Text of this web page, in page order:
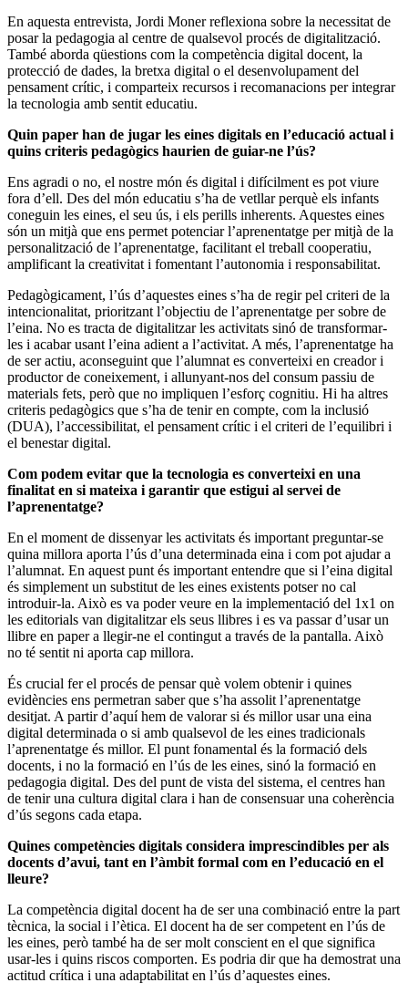
En aquesta entrevista, Jordi Moner reflexiona sobre la necessitat de
posar la pedagogia al centre de qualsevol procés de digitalització.
També aborda qüestions com la competència digital docent, la
protecció de dades, la bretxa digital o el desenvolupament del
pensament crític, i comparteix recursos i recomanacions per integrar
la tecnologia amb sentit educatiu.
Quin paper han de jugar les eines digitals en l’educació actual i
quins criteris pedagògics haurien de guiar-ne l’ús?
Ens agradi o no, el nostre món és digital i difícilment es pot viure
fora d’ell. Des del món educatiu s’ha de vetllar perquè els infants
coneguin les eines, el seu ús, i els perills inherents. Aquestes eines
són un mitjà que ens permet potenciar l’aprenentatge per mitjà de la
personalització de l’aprenentatge, facilitant el treball cooperatiu,
amplificant la creativitat i fomentant l’autonomia i responsabilitat.
Pedagògicament, l’ús d’aquestes eines s’ha de regir pel criteri de la
intencionalitat, prioritzant l’objectiu de l’aprenentatge per sobre de
l’eina. No es tracta de digitalitzar les activitats sinó de transformar-
les i acabar usant l’eina adient a l’activitat. A més, l’aprenentatge ha
de ser actiu, aconseguint que l’alumnat es converteixi en creador i
productor de coneixement, i allunyant-nos del consum passiu de
materials fets, però que no impliquen l’esforç cognitiu. Hi ha altres
criteris pedagògics que s’ha de tenir en compte, com la inclusió
(DUA), l’accessibilitat, el pensament crític i el criteri de l’equilibri i
el benestar digital.
Com podem evitar que la tecnologia es converteixi en una
finalitat en si mateixa i garantir que estigui al servei de
l’aprenentatge?
En el moment de dissenyar les activitats és important preguntar-se
quina millora aporta l’ús d’una determinada eina i com pot ajudar a
l’alumnat. En aquest punt és important entendre que si l’eina digital
és simplement un substitut de les eines existents potser no cal
introduir-la. Això es va poder veure en la implementació del 1x1 on
les editorials van digitalitzar els seus llibres i es va passar d’usar un
llibre en paper a llegir-ne el contingut a través de la pantalla. Això
no té sentit ni aporta cap millora.
És crucial fer el procés de pensar què volem obtenir i quines
evidències ens permetran saber que s’ha assolit l’aprenentatge
desitjat. A partir d’aquí hem de valorar si és millor usar una eina
digital determinada o si amb qualsevol de les eines tradicionals
l’aprenentatge és millor. El punt fonamental és la formació dels
docents, i no la formació en l’ús de les eines, sinó la formació en
pedagogia digital. Des del punt de vista del sistema, el centres han
de tenir una cultura digital clara i han de consensuar una coherència
d’ús segons cada etapa.
Quines competències digitals considera imprescindibles per als
docents d’avui, tant en l’àmbit formal com en l’educació en el
lleure?
La competència digital docent ha de ser una combinació entre la part
tècnica, la social i l’ètica. El docent ha de ser competent en l’ús de
les eines, però també ha de ser molt conscient en el que significa
usar-les i quins riscos comporten. Es podria dir que ha demostrat una
actitud crítica i una adaptabilitat en l’ús d’aquestes eines.